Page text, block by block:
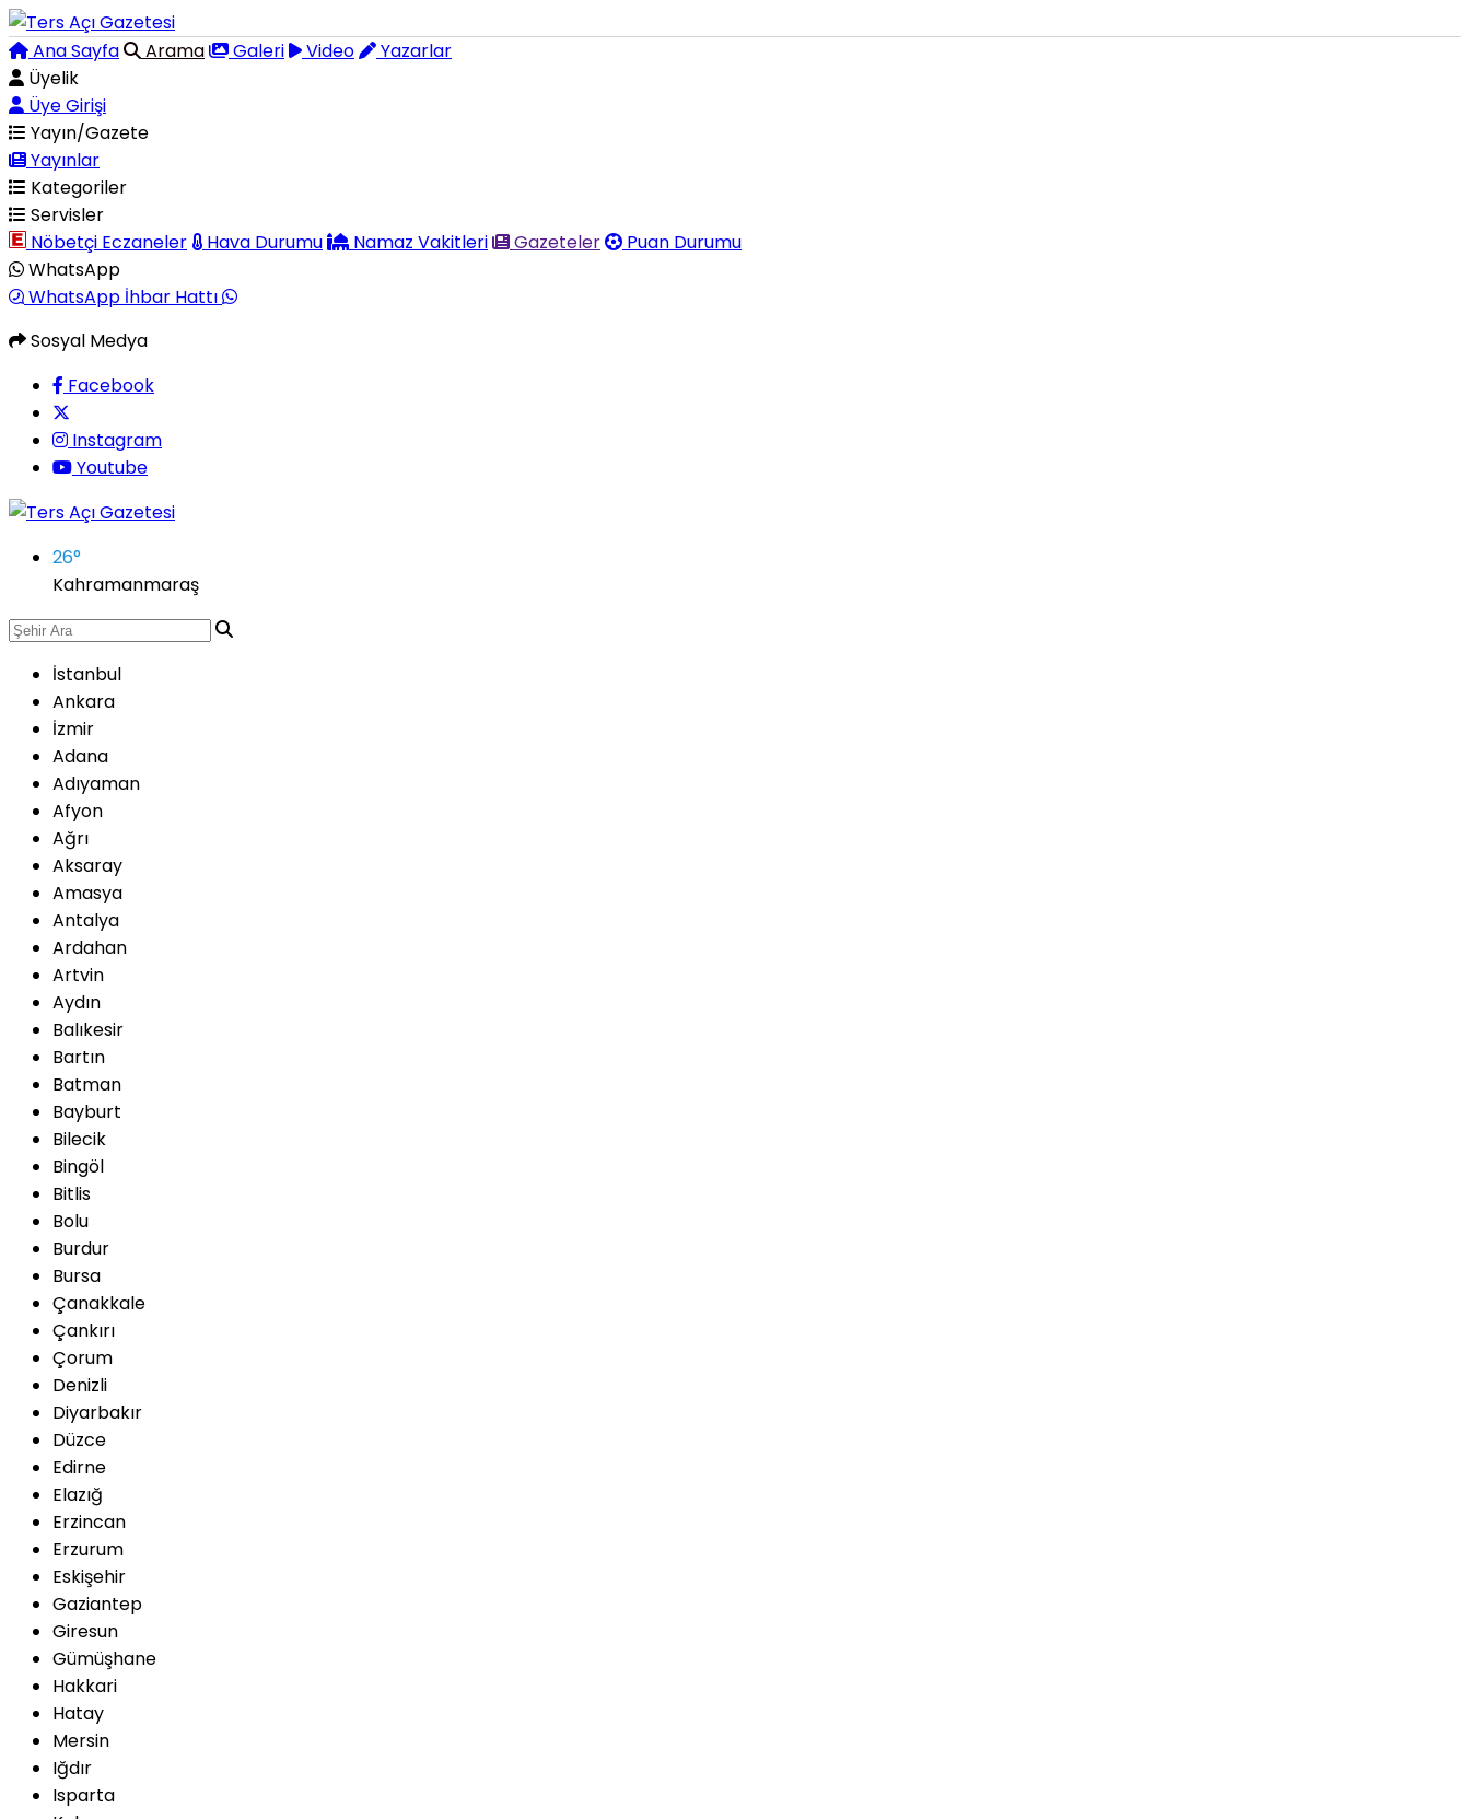
Ana Sayfa Arama Galeri Video
Yazarlar
Üyelik
Üye Girişi
Yayın/Gazete
Yayınlar
Kategoriler
Servisler
Nöbetçi Eczaneler
Hava Durumu Namaz Vakitleri Gazeteler
Puan Durumu
WhatsApp
WhatsApp İhbar Hattı
Sosyal Medya
Facebook
Instagram
Youtube
26°
Kahramanmaraş
İstanbul
Ankara
İzmir
Adana
Adıyaman
Afyon
Ağrı
Aksaray
Amasya
Antalya
Ardahan
Artvin
Aydın
Balıkesir
Bartın
Batman
Bayburt
Bilecik
Bingöl
Bitlis
Bolu
Burdur
Bursa
Çanakkale
Çankırı
Çorum
Denizli
Diyarbakır
Düzce
Edirne
Elazığ
Erzincan
Erzurum
Eskişehir
Gaziantep
Giresun
Gümüşhane
Hakkari
Hatay
Mersin
Iğdır
Isparta